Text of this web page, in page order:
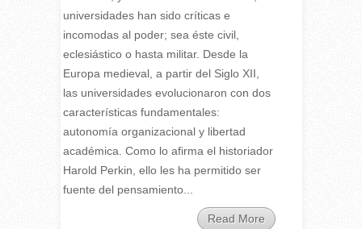
universidades han sido críticas e
incomodas al poder; sea éste civil,
eclesiástico o hasta militar. Desde la
Europa medieval, a partir del Siglo XII,
las universidades evolucionaron con dos
características fundamentales:
autonomía organizacional y libertad
académica. Como lo afirma el historiador
Harold Perkin, ello les ha permitido ser
fuente del pensamiento...
Read More